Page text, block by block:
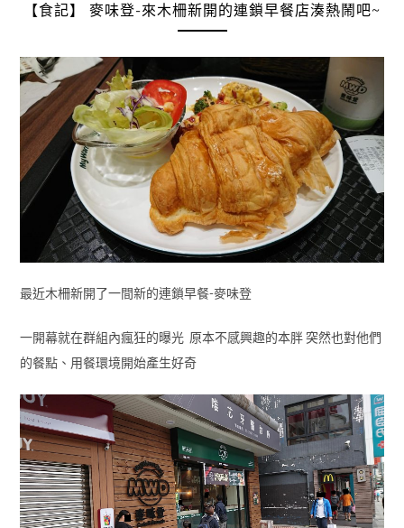
【食記】 麥味登-來木柵新開的連鎖早餐店湊熱鬧吧~
最近木柵新開了一間新的連鎖早餐-麥味登
一開幕就在群組內瘋狂的曝光 原本不感興趣的本胖 突然也對他們
的餐點、用餐環境開始產生好奇